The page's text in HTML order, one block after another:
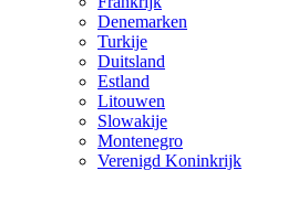
Denemarken
Turkije
Duitsland
Estland
Litouwen
Slowakije
Montenegro
Verenigd Koninkrijk